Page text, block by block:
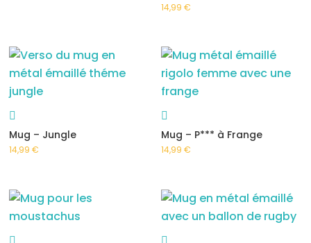
14,99€
Mug – Jungle
14,99€
Mug – P*** à Frange
14,99€